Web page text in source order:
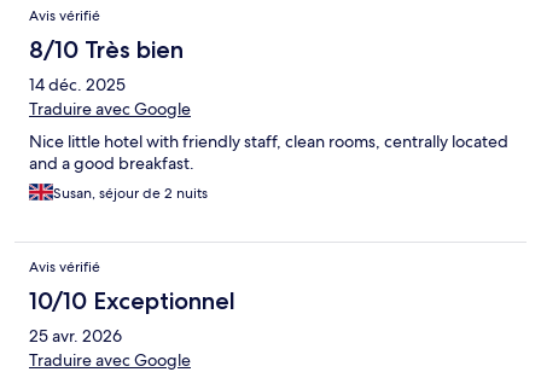
Avis vérifié
8/10 Très bien
14 déc. 2025
Traduire avec Google
Nice little hotel with friendly staff, clean rooms, centrally located
and a good breakfast.
Susan, séjour de 2 nuits
Avis vérifié
10/10 Exceptionnel
25 avr. 2026
Traduire avec Google